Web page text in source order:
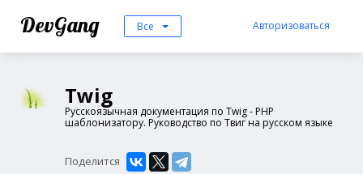
DevGang Все Авторизоваться
Twig
Русскоязычная документация по Twig - PHP
шаблонизатору. Руководство по Твиг на русском языке
Поделится